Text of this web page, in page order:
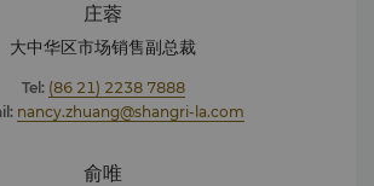
庄蓉
大中华区市场销售副总裁
Tel: (86 21) 2238 7888
nancy.zhuang@shangri-la.com
俞唯